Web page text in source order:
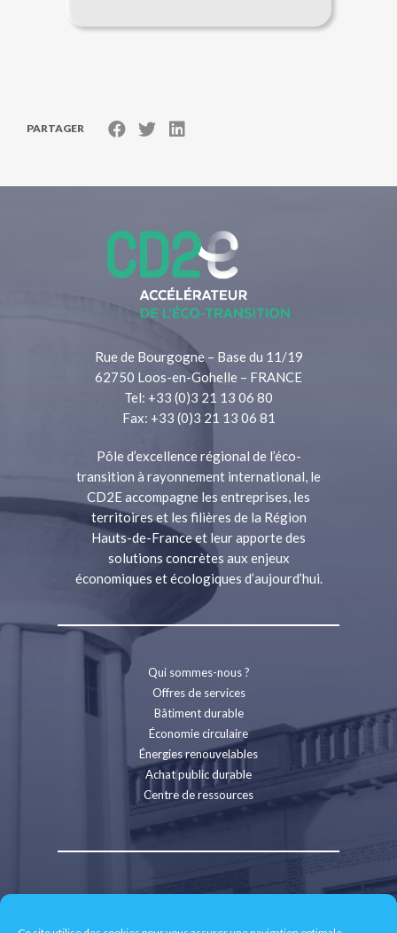
PARTAGER
Rue de Bourgogne – Base du 11/19
62750 Loos-en-Gohelle – FRANCE
Tel: +33 (0)3 21 13 06 80
Fax: +33 (0)3 21 13 06 81
Pôle d’excellence régional de l’éco-
transition à rayonnement international, le
CD2E accompagne les entreprises, les
territoires et les filières de la Région
Hauts-de-France et leur apporte des
solutions concrètes aux enjeux
économiques et écologiques d’aujourd’hui.
Qui sommes-nous ?
Offres de services
Bâtiment durable
Économie circulaire
Énergies renouvelables
Achat public durable
Centre de ressources
Contact